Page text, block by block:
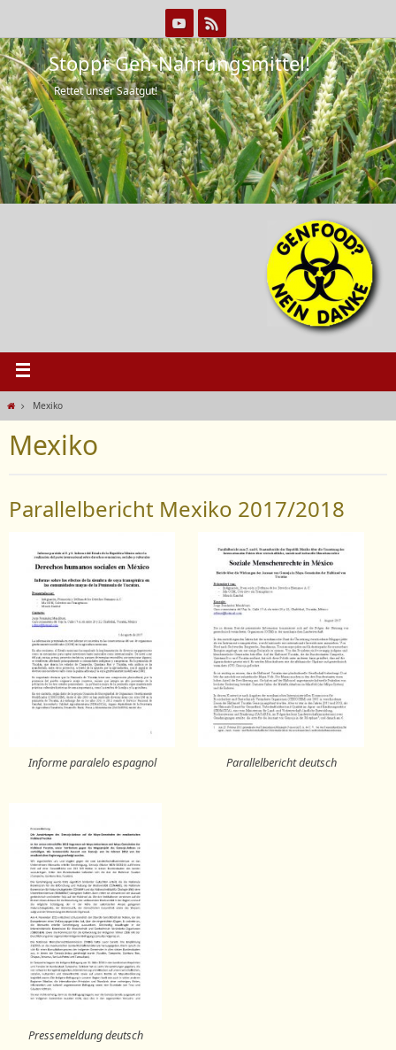
Stoppt Gen-Nahrungsmittel!
Rettet unser Saatgut!
Mexiko
Mexiko
Parallelbericht Mexiko 2017/2018
Informe paralelo espagnol Parallelbericht deutsch
Pressemeldung deutsch